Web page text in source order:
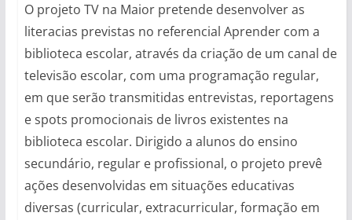
O projeto TV na Maior pretende desenvolver as
literacias previstas no referencial Aprender com a
biblioteca escolar, através da criação de um canal de
televisão escolar, com uma programação regular,
em que serão transmitidas entrevistas, reportagens
e spots promocionais de livros existentes na
biblioteca escolar. Dirigido a alunos do ensino
secundário, regular e profissional, o projeto prevê
ações desenvolvidas em situações educativas
diversas (curricular, extracurricular, formação em